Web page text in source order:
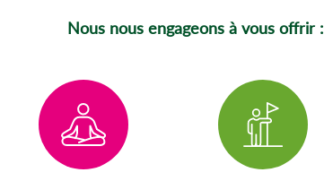
Nous nous engageons à vous offrir :